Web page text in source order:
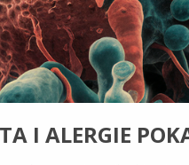
I ALERGIE